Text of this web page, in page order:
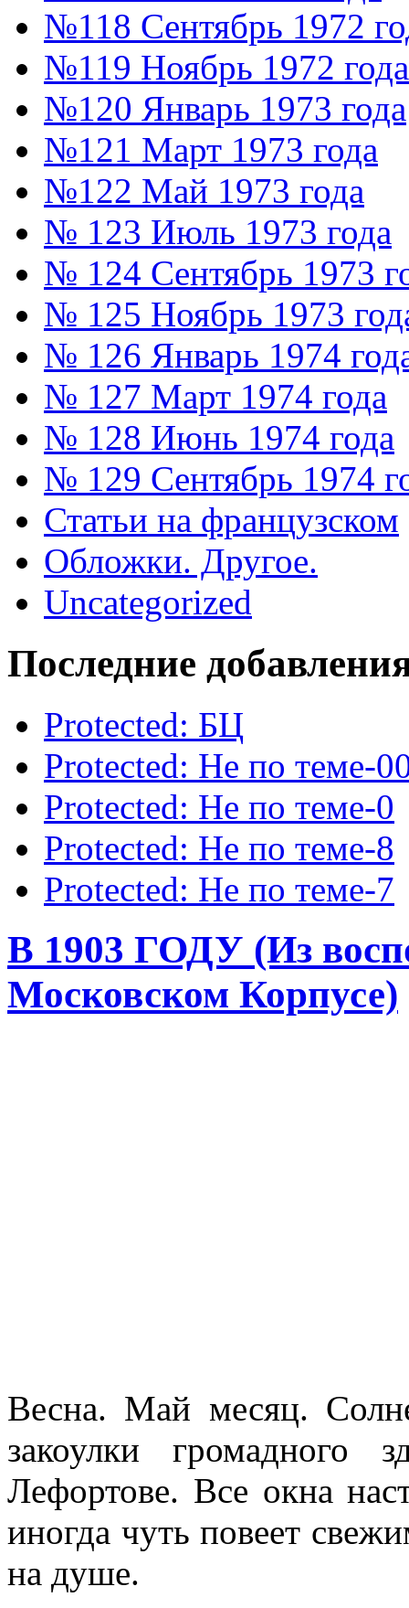
№118 Сентябрь 1972
№119 Ноябрь 1972 года
№120 Январь 1973 года
№121 Март 1973 года
№122 Май 1973 года
№ 123 Июль 1973 года
№ 124 Сентябрь 1973
№ 125 Ноябрь 1973
№ 126 Январь 1974
№ 127 Март 1974 года
№ 128 Июнь 1974 года
№ 129 Сентябрь 1974
Статьи на французском
Обложки. Другое.
Uncategorized
Последние
Protected: БЦ
Protected: Не по теме-
Protected: Не по теме-0
Protected: Не по теме-8
Protected: Не по теме-7
В 1903 ГОДУ (Из
Московском Корпусе)
Весна. Май месяц.
закоулки громадного
Лефортове. Все окна
иногда чуть повеет
на душе.